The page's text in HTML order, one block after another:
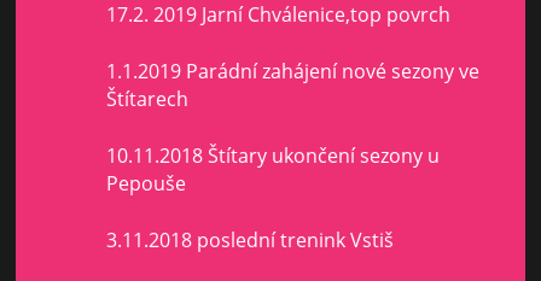
17.2. 2019 Jarní Chválenice,top povrch
1.1.2019 Parádní zahájení nové sezony ve
Štítarech
10.11.2018 Štítary ukončení sezony u
Pepouše
3.11.2018 poslední trenink Vstiš